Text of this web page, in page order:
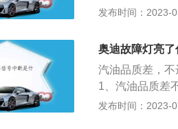
造商，其标志
4、奥迪A5、奥
5、奥迪Q7、
发布时间：2023-
奥迪故障灯亮了
汽油品质差，不
1、汽油品质差
灯亮。不会影
发布时间：2023-